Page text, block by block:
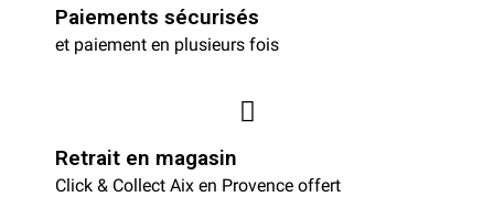
Paiements sécurisés
et paiement en plusieurs fois
Retrait en magasin
Click & Collect Aix en Provence offert